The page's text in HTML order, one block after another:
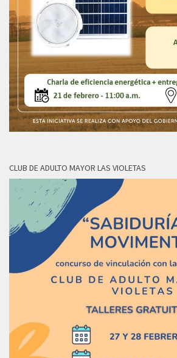
CLUB DE ADULTO MAYOR LAS VIOLETAS